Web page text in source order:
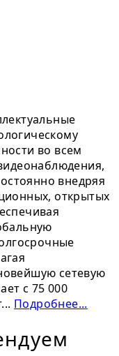
во всем
внедряя
открытых
сетевую
с 75 000
Подробнее...